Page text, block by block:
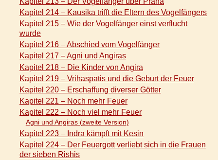
Kapitel 214 – Kausika trifft die Eltern des Vogelfängers
Kapitel 215 – Wie der Vogelfänger einst verflucht
wurde
Kapitel 216 – Abschied vom Vogelfänger
Kapitel 217 – Agni und Angiras
Kapitel 218 – Die Kinder von Angira
Kapitel 219 – Vrihaspatis und die Geburt der Feuer
Kapitel 220 – Erschaffung diverser Götter
Kapitel 221 – Noch mehr Feuer
Kapitel 222 – Noch viel mehr Feuer
Agni und Angiras (zweite Version)
Kapitel 223 – Indra kämpft mit Kesin
Kapitel 224 – Der Feuergott verliebt sich in die Frauen
der sieben Rishis